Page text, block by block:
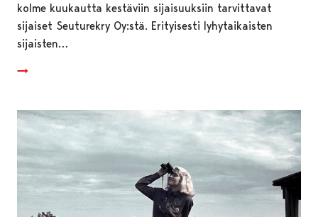
kolme kuukautta kestäviin sijaisuuksiin tarvittavat
sijaiset Seuturekry Oy:stä. Erityisesti lyhytaikaisten
sijaisten…